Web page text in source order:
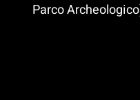
הפארק הארכיאולוגי סג'סטה (Parco Archeologico